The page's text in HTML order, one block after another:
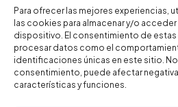
Para ofrecer las mejores experiencias,
las cookies para almacenar y/o acceder
dispositivo. El consentimiento de
procesar datos como el
identificaciones únicas en este sitio. No
consentimiento, puede afectar
características y funciones.
las empresas
conocer más sobre
herramienta puede